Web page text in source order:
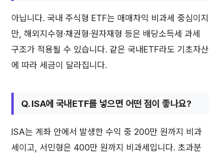
아닙니다. 국내 주식형 ETF는 매매차익 비과세 중심이지
만, 해외지수형·채권형·원자재형 등은 배당소득세 과세
구조가 적용될 수 있습니다. 같은 국내ETF라도 기초자산
에 따라 세금이 달라집니다.
Q. ISA에 국내ETF를 넣으면 어떤 점이 좋나요?
ISA는 계좌 안에서 발생한 수익 중 200만 원까지 비과
세이고, 서민형은 400만 원까지 비과세입니다. 초과분